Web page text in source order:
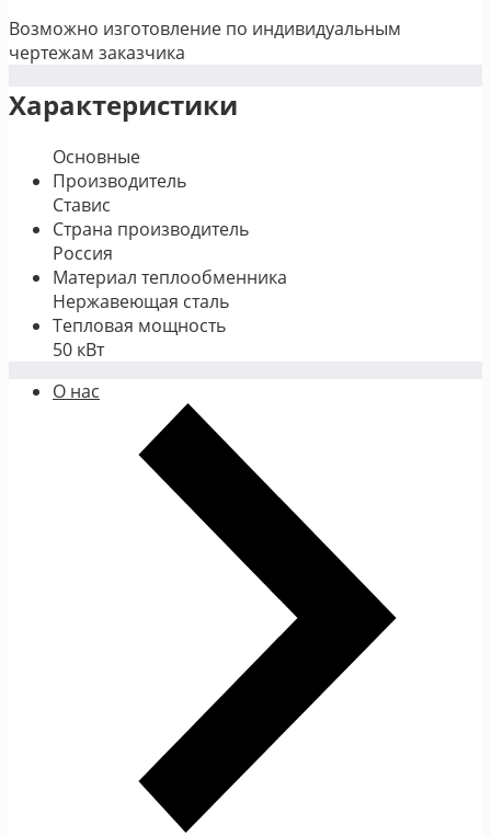
Возможно изготовление по индивидуальным
чертежам заказчика
Характеристики
Основные
Производитель
Ставис
Страна производитель
Россия
Материал теплообменника
Нержавеющая сталь
Тепловая мощность
50 кВт
О нас